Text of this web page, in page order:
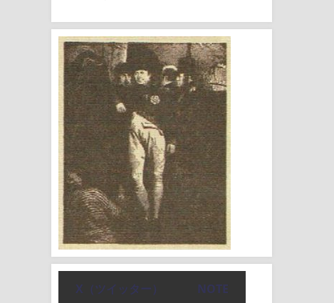
X（ツイッター） NOTE